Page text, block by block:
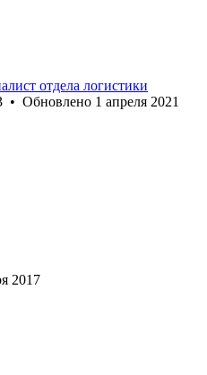
отдела логистики
• Обновлено 1 апреля 2021
2017